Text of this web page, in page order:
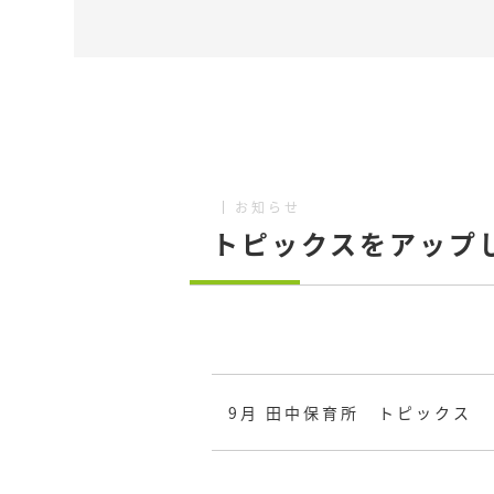
お知らせ
トピックスをアップ
9月 田中保育所 トピックス